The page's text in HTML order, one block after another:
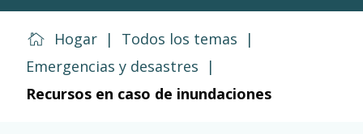
Hogar | Todos los temas
|
Emergencias y desastres
|
Recursos en caso de inundaciones